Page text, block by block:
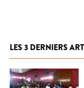
LES 3 DERNIERS